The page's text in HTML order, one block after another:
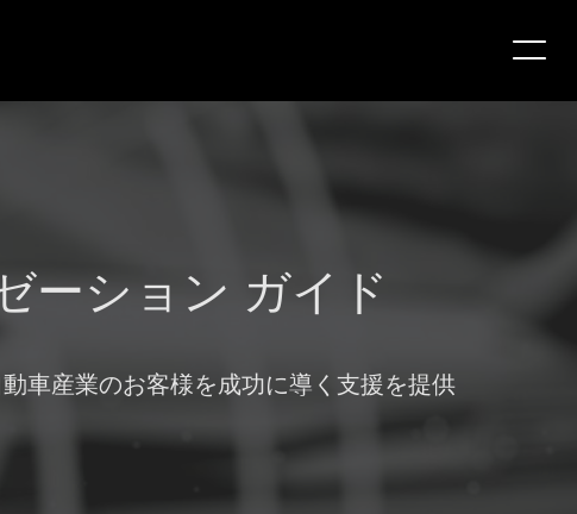
ーション ガイド
車産業のお客様を成功に導く支援を提供